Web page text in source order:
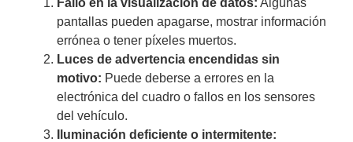
pantallas pueden apagarse, mostrar información
errónea o tener píxeles muertos.
Luces de advertencia encendidas sin
motivo: Puede deberse a errores en la
electrónica del cuadro o fallos en los sensores
del vehículo.
Iluminación deficiente o intermitente: